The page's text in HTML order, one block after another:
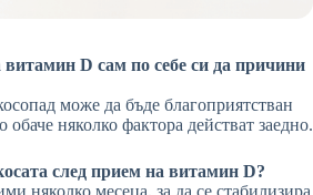
D сам по себе си да причини
може да бъде благоприятстван
няколко фактора действат заедно.
след прием на витамин D?